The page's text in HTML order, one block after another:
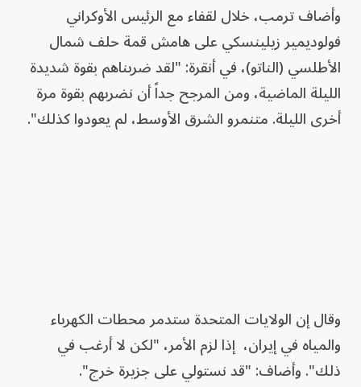
وأضاف ترمب، خلال لقفاء مع الرئيس الأوكراني
فولوديمير زيلينسكي على هامش قمة حلف شمال
الأطلسي (الناتو)، في أنقرة: "لقد ضربناهم بقوة شديدة
الليلة الماضية، ومن المرجح جداً أن نضربهم بقوة مرة
أخرى الليلة. متنمرو الشرق الأوسط، لم يعودوا كذلك".
وقال إن الولايات المتحدة ستدمر محطات الكهرباء
والمياه في إيران، إذا لزم الأمر، "لكن لا أرغب في
ذلك". وأضاف: "قد نستولي على جزيرة خرج".